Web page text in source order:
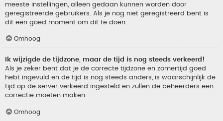
meeste instellingen, alleen gedaan kunnen worden door
geregistreerde gebruikers. Als je nog niet geregistreerd bent is
dit een goed moment om dit te doen.
Omhoog
Ik wijzigde de tijdzone, maar de tijd is nog steeds verkeerd!
Als je zeker bent dat je de correcte tijdzone en zomertijd goed
hebt ingevuld en de tijd is nog steeds anders, is waarschijnlijk de
tijd op de server verkeerd ingesteld en zullen de beheerders een
correctie moeten maken.
Omhoog